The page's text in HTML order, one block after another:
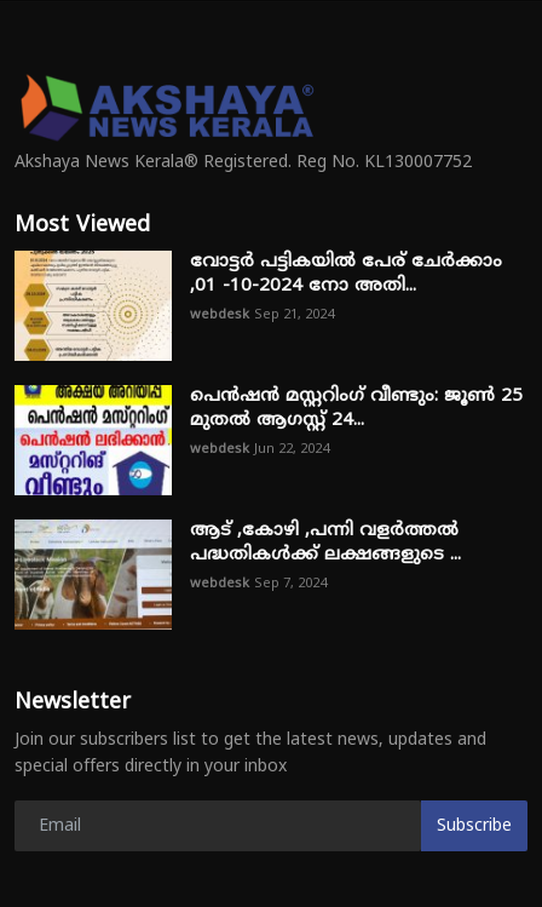
Akshaya News Kerala® Registered. Reg No. KL130007752
Most Viewed
വോട്ടർ പട്ടികയിൽ പേര് ചേർക്കാം
,01 -10-2024 നോ അതി...
webdesk Sep 21, 2024
പെൻഷൻ മസ്റ്ററിംഗ് വീണ്ടും: ജൂൺ 25
മുതൽ ആഗസ്റ്റ് 24...
webdesk Jun 22, 2024
ആട് ,കോഴി ,പന്നി വളർത്തൽ
പദ്ധതികൾക്ക് ലക്ഷങ്ങളുടെ ...
webdesk Sep 7, 2024
Newsletter
Join our subscribers list to get the latest news, updates and
special offers directly in your inbox
Subscribe